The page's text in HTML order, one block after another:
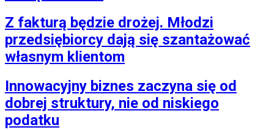
Z fakturą będzie drożej. Młodzi
przedsiębiorcy dają się szantażować
własnym klientom
Innowacyjny biznes zaczyna się od
dobrej struktury, nie od niskiego
podatku